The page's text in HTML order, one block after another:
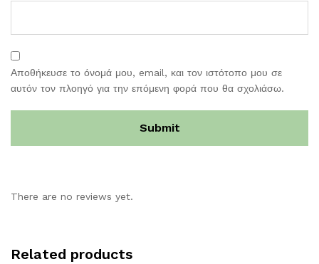
Αποθήκευσε το όνομά μου, email, και τον ιστότοπο μου σε
αυτόν τον πλοηγό για την επόμενη φορά που θα σχολιάσω.
There are no reviews yet.
Related products